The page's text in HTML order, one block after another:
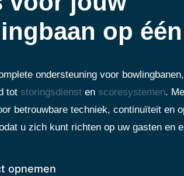
op
ondersteuning voor
tot storingsdienst en scoresystemen.
betrouwbare techniek, continuïteit en
u zich kunt richten op uw gasten en
opnemen